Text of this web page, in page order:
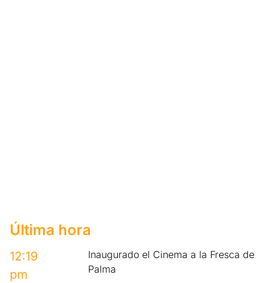
Última hora
12:19
pm
Inaugurado el Cinema a la Fresca de
Palma